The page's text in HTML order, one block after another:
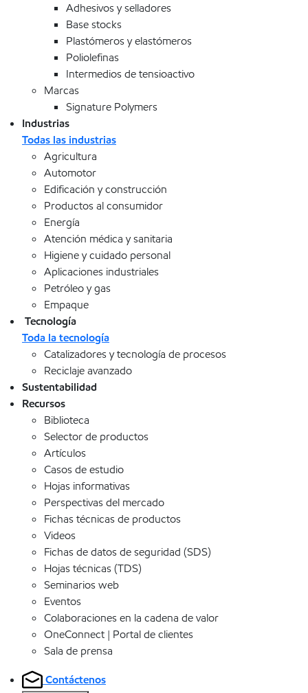
Adhesivos y selladores
Base stocks
Plastómeros y elastómeros
Poliolefinas
Intermedios de tensioactivo
Marcas
Signature Polymers
Industrias
Todas las industrias
Agricultura
Automotor
Edificación y construcción
Productos al consumidor
Energía
Atención médica y sanitaria
Higiene y cuidado personal
Aplicaciones industriales
Petróleo y gas
Empaque
Tecnología
Toda la tecnología
Catalizadores y tecnología de procesos
Reciclaje avanzado
Sustentabilidad
Recursos
Biblioteca
Selector de productos
Artículos
Casos de estudio
Hojas informativas
Perspectivas del mercado
Fichas técnicas de productos
Videos
Fichas de datos de seguridad (SDS)
Hojas técnicas (TDS)
Seminarios web
Eventos
Colaboraciones en la cadena de valor
OneConnect | Portal de clientes
Sala de prensa
Contáctenos